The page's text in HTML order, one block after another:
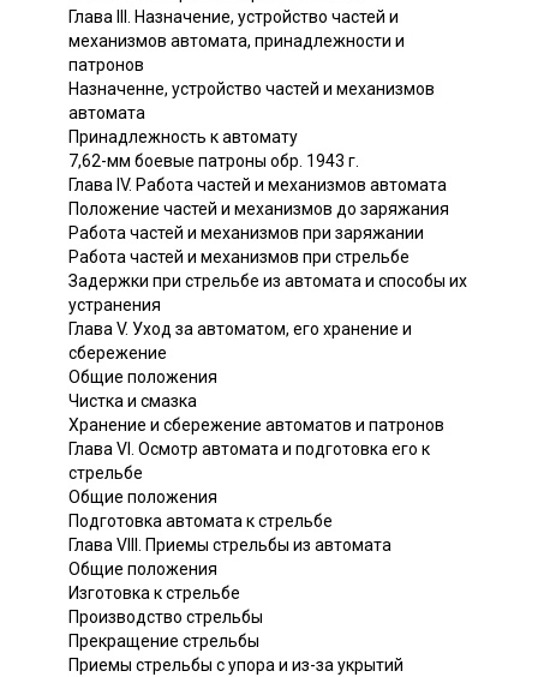
Глава III. Назначение, устройство частей и
механизмов автомата, принадлежности и
патронов
Назначенне, устройство частей и механизмов
автомата
Принадлежность к автомату
7,62-мм боевые патроны обр. 1943 г.
Глава IV. Работа частей и механизмов автомата
Положение частей и механизмов до заряжания
Работа частей и механизмов при заряжании
Работа частей и механизмов при стрельбе
Задержки при стрельбе из автомата и способы их
устранения
Глава V. Уход за автоматом, его хранение и
сбережение
Общие положения
Чистка и смазка
Хранение и сбережение автоматов и патронов
Глава VI. Осмотр автомата и подготовка его к
стрельбе
Общие положения
Подготовка автомата к стрельбе
Глава VIII. Приемы стрельбы из автомата
Общие положения
Изготовка к стрельбе
Производство стрельбы
Прекращение стрельбы
Приемы стрельбы с упора и из-за укрытий